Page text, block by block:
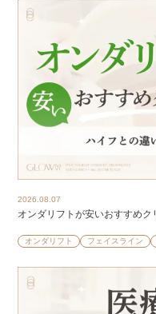
2026.08.07
オンダリフトが安いおすすめ
オンダリフト フェイスライン